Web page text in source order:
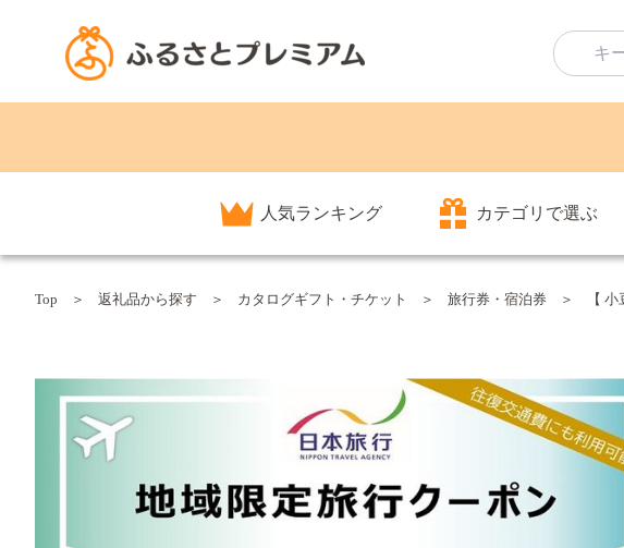
人気ランキング カテゴリで選ぶ
Top 返礼品から探す カタログギフト・チケット 旅行券・宿泊券 【